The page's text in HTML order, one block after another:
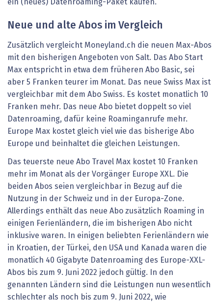
ein (neues) Datenroaming-Paket kaufen.
Neue und alte Abos im Vergleich
Zusätzlich vergleicht Moneyland.ch die neuen Max-Abos
mit den bisherigen Angeboten von Salt. Das Abo Start
Max entspricht in etwa dem früheren Abo Basic, sei
aber 5 Franken teurer im Monat. Das neue Swiss Max ist
vergleichbar mit dem Abo Swiss. Es kostet monatlich 10
Franken mehr. Das neue Abo bietet doppelt so viel
Datenroaming, dafür keine Roaminganrufe mehr.
Europe Max kostet gleich viel wie das bisherige Abo
Europe und beinhaltet die gleichen Leistungen.
Das teuerste neue Abo Travel Max kostet 10 Franken
mehr im Monat als der Vorgänger Europe XXL. Die
beiden Abos seien vergleichbar in Bezug auf die
Nutzung in der Schweiz und in der Europa-Zone.
Allerdings enthält das neue Abo zusätzlich Roaming in
einigen Ferienländern, die im bisherigen Abo nicht
inklusive waren. In einigen beliebten Ferienländern wie
in Kroatien, der Türkei, den USA und Kanada waren die
monatlich 40 Gigabyte Datenroaming des Europe-XXL-
Abos bis zum 9. Juni 2022 jedoch gültig. In den
genannten Ländern sind die Leistungen nun wesentlich
schlechter als noch bis zum 9. Juni 2022, wie